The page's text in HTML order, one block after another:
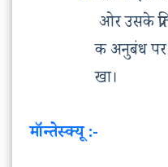
ओर उसके
क अनुबंध पर
खा।
मॉन्तेस्क्यू :-